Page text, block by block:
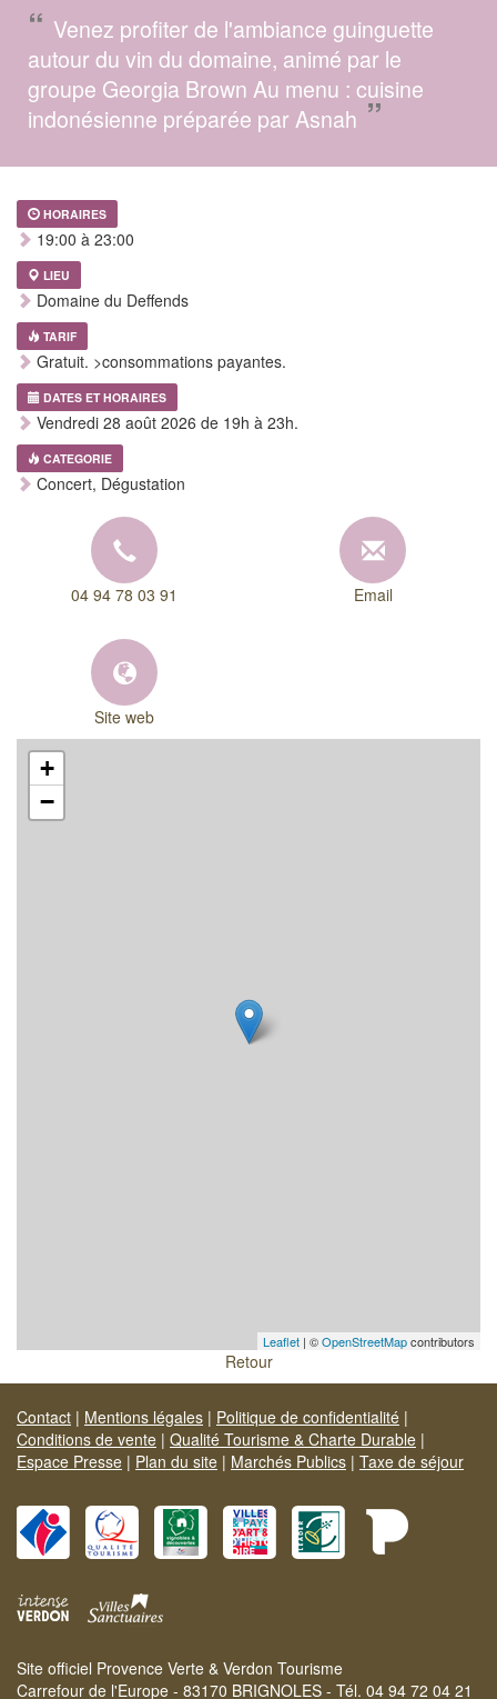
“ Venez profiter de l'ambiance guinguette
autour du vin du domaine, animé par le
groupe Georgia Brown Au menu : cuisine
indonésienne préparée par Asnah ”
HORAIRES
19:00 à 23:00
LIEU
Domaine du Deffends
TARIF
Gratuit. >consommations payantes.
DATES ET HORAIRES
Vendredi 28 août 2026 de 19h à 23h.
CATEGORIE
Concert, Dégustation
04 94 78 03 91 Email
Site web
+
−
Leaflet | ©OpenStreetMapcontributors
Retour
Contact | Mentions légales | Politique de confidentialité |
Conditions de vente | Qualité Tourisme & Charte Durable |
Espace Presse | Plan du site | Marchés Publics | Taxe de séjour
Site officiel Provence Verte & Verdon Tourisme
Carrefour de l'Europe - 83170 BRIGNOLES - Tél. 04 94 72 04 21